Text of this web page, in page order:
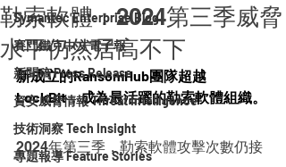
Symantec Enterprise Blog
賽門鐵克中文電子報
新聞稿 Press Release
資安威脅情報 Threat Intelligence
技術洞察 Tech Insight
專題報導 Feature Stories
勒索軟體：2024第三季威脅
水平仍然居高不下
新成立的RansomHub團隊超越
LockBit，成為最活躍的勒索軟體組織。
2024年第三季，勒索軟體攻擊次數仍接